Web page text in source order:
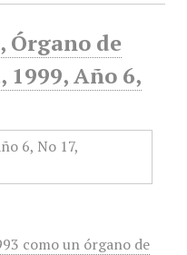
Órgano de
Año 6,
como un órgano de